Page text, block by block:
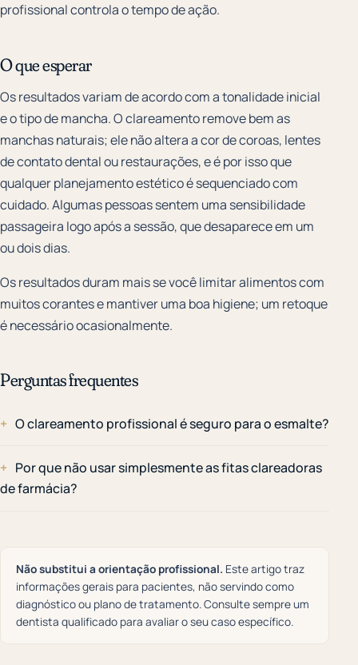
profissional controla o tempo de ação.
O que esperar
Os resultados variam de acordo com a tonalidade inicial
e o tipo de mancha. O clareamento remove bem as
manchas naturais; ele não altera a cor de coroas, lentes
de contato dental ou restaurações, e é por isso que
qualquer planejamento estético é sequenciado com
cuidado. Algumas pessoas sentem uma sensibilidade
passageira logo após a sessão, que desaparece em um
ou dois dias.
Os resultados duram mais se você limitar alimentos com
muitos corantes e mantiver uma boa higiene; um retoque
é necessário ocasionalmente.
Perguntas frequentes
O clareamento profissional é seguro para o esmalte?
Por que não usar simplesmente as fitas clareadoras
de farmácia?
Não substitui a orientação profissional. Este artigo traz
informações gerais para pacientes, não servindo como
diagnóstico ou plano de tratamento. Consulte sempre um
dentista qualificado para avaliar o seu caso específico.